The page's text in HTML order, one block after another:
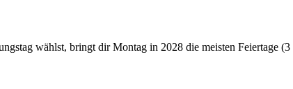
wählst, bringt dir Montag in 2028 die meisten Feiertage